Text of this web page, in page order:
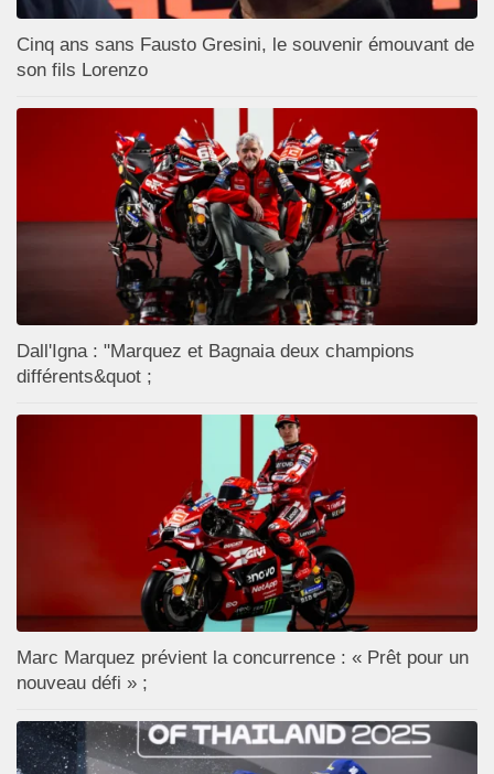
Cinq ans sans Fausto Gresini, le souvenir émouvant de
son fils Lorenzo
Dall'Igna : "Marquez et Bagnaia deux champions
différents&quot ;
Marc Marquez prévient la concurrence : « Prêt pour un
nouveau défi » ;